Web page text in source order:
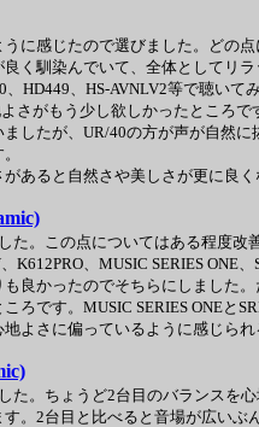
に感じたので選びました。どの
く馴染んでいて、全体としてリ
HD449、HS-AVNLV2等で聴い
さがもう少し欲しかったところ
ましたが、UR/40の方が声が自然
あると自然さや美しさが更に良
。この点についてはある程度改
K612PRO、MUSIC SERIES
良かったのでそちらにしました
ろです。MUSIC SERIES ONEと
よさに偏っているように感じられ
。ちょうど2台目のバランスを
。2台目と比べると音場が広い